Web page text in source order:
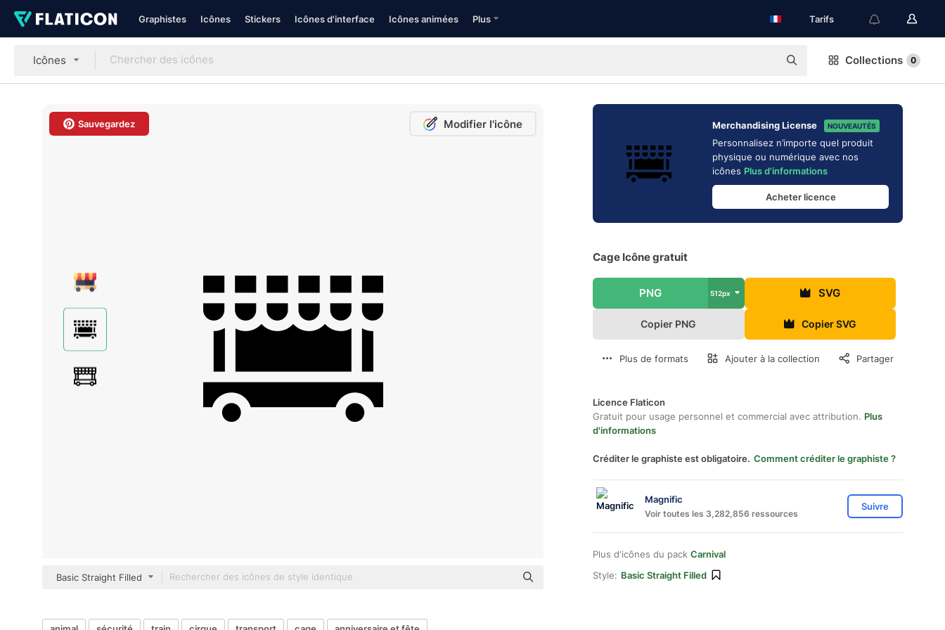
Graphistes Icônes Stickers Icônes d'interface Icônes animées Plus Tarifs
Icônes Collections 0
Sauvegardez Modifier l'icône
Basic Straight Filled
Merchandising License NOUVEAUTÉS
Personnalisez n’importe quel produit
physique ou numérique avec nos
icônes Plus d'informations
Acheter licence
Cage Icône gratuit
PNG 512px SVG
Copier PNG Copier SVG
Plus de formats Ajouter à la collection Partager
Licence Flaticon
Gratuit pour usage personnel et commercial avec attribution. Plus
d'informations
Créditer le graphiste est obligatoire. Comment créditer le graphiste ?
Magnific
Voir toutes les 3,282,856 ressources
Suivre
Plus d'icônes du pack Carnival
Style: Basic Straight Filled